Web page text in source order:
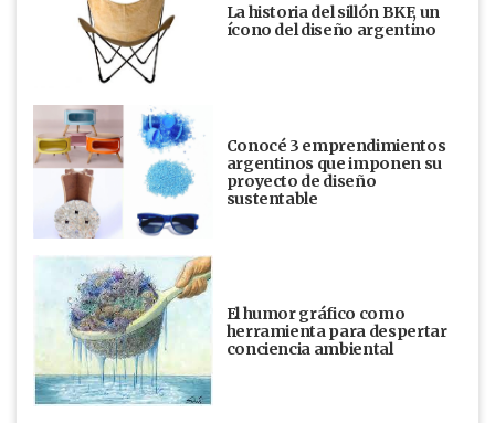
La historia del sillón BKF, un
ícono del diseño argentino
Conocé 3 emprendimientos
argentinos que imponen su
proyecto de diseño
sustentable
El humor gráfico como
herramienta para despertar
conciencia ambiental